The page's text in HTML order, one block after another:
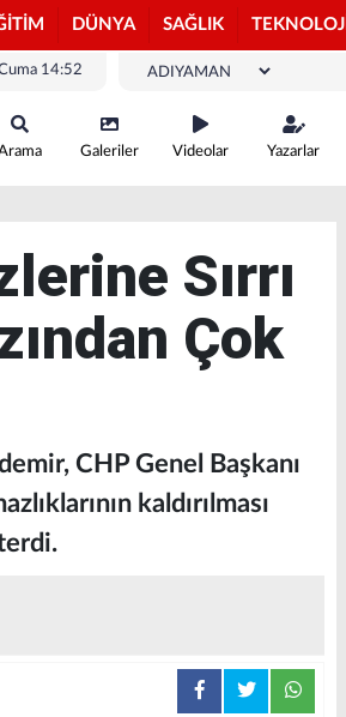
DÜNYA SAĞLIK TEKNOLOJİ
14:52
Galeriler Videolar Yazarlar
Sırrı
Çok
CHP Genel Başkanı
kaldırılması